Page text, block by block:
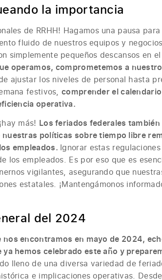
la importancia
de RRHH! Hagamos una pausa
fluido de nuestros equipos y
simplemente pequeños descansos en
operamos, comprometemos a
ajustar los niveles de personal hasta
festivos,comprender el
operativa.
más! Los feriados federales
políticas sobre tiempo libre
empleados. Ignorar estas
los empleados. Es por eso que es
vigilantes, asegurando que
estatales. ¡Mantengámonos
del 2024
nos encontramos en mayo de 2024,
ya hemos celebrado este año y
lleno de una diversa variedad de
e implicaciones operativas.